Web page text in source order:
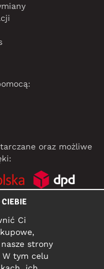
oraz możliwe
CIEBIE
Ci
strony
W tym celu